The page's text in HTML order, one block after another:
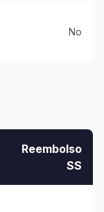
No
Reembolso
SS